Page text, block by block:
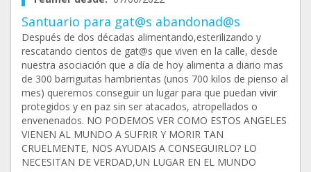
Santuario para gat@s abandonad@s
Después de dos décadas alimentando,esterilizando y
rescatando cientos de gat@s que viven en la calle, desde
nuestra asociación que a día de hoy alimenta a diario mas
de 300 barriguitas hambrientas (unos 700 kilos de pienso al
mes) queremos conseguir un lugar para que puedan vivir
protegidos y en paz sin ser atacados, atropellados o
envenenados. NO PODEMOS VER COMO ESTOS ANGELES
VIENEN AL MUNDO A SUFRIR Y MORIR TAN
CRUELMENTE, NOS AYUDAIS A CONSEGUIRLO? LO
NECESITAN DE VERDAD,UN LUGAR EN EL MUNDO